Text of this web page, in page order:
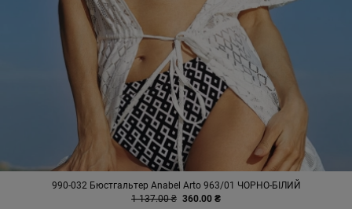
990-032 Бюстгальтер Anabel Arto 963/01 ЧОРНО-БІЛИЙ
1 137.00 ₴ 360.00 ₴